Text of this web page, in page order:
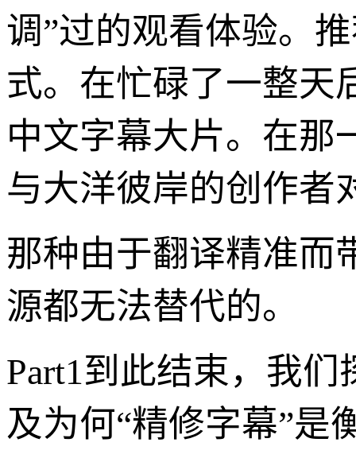
调”过的观看体验。
式。在忙碌了一整天
中文字幕大片。在那
与大洋彼岸的创作者
那种由于翻译精准而
源都无法替代的。
Part1到此结束，我
及为何“精修字幕”是